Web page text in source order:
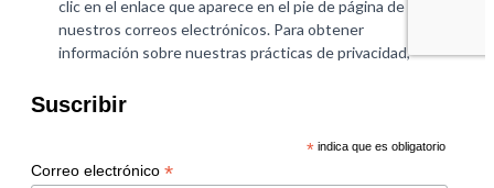
Suscribir
* indica que es obligatorio
Correo electrónico *